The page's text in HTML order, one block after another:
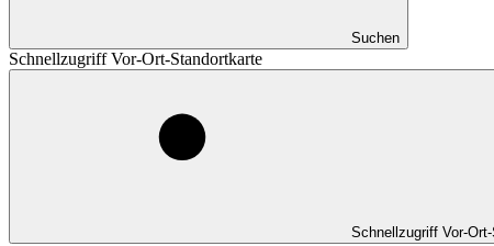
Suchen
Schnellzugriff Vor-Ort-Standortkarte
Schnellzugriff Vor-